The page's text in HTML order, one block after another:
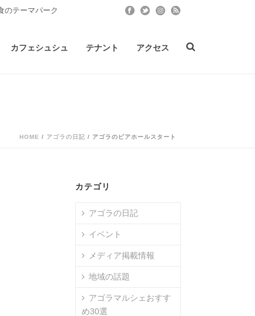
テーマパーク
カフェシュシュ テナント アクセス
HOME / アゴラの日記 / アゴラのビアホールスタート
カテゴリ
アゴラの日記
イベント
メディア掲載情報
地域の話題
アゴラマルシェおすす
め30選